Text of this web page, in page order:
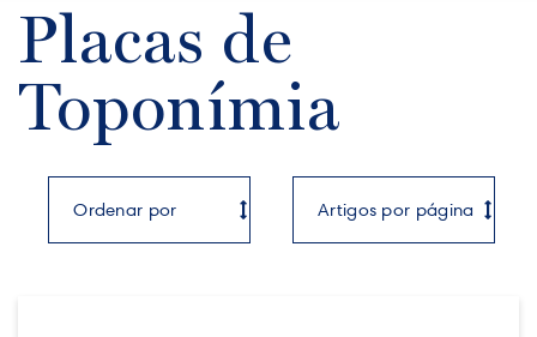
Placas de
Toponímia